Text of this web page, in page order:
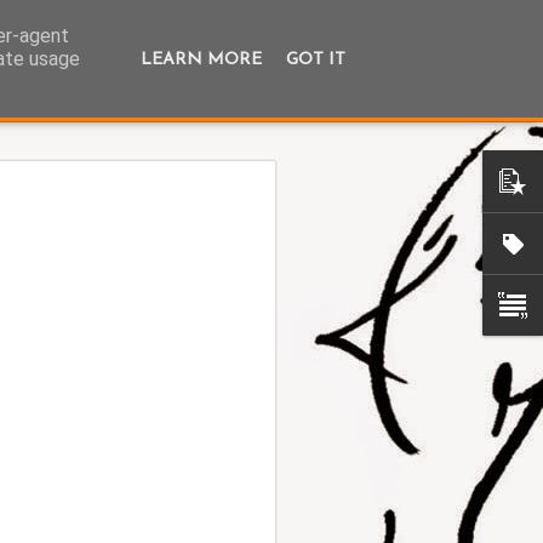
agent
usage
LEARN MORE GOT IT